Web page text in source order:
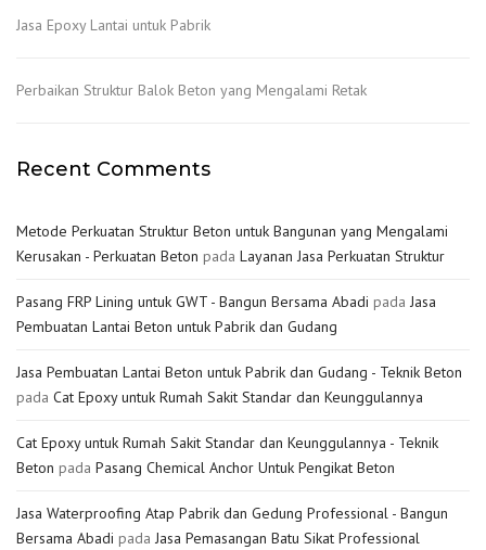
Jasa Epoxy Lantai untuk Pabrik
Perbaikan Struktur Balok Beton yang Mengalami Retak
Recent Comments
Metode Perkuatan Struktur Beton untuk Bangunan yang Mengalami
Kerusakan - Perkuatan Beton pada Layanan Jasa Perkuatan Struktur
Pasang FRP Lining untuk GWT - Bangun Bersama Abadi pada Jasa
Pembuatan Lantai Beton untuk Pabrik dan Gudang
Jasa Pembuatan Lantai Beton untuk Pabrik dan Gudang - Teknik Beton
pada Cat Epoxy untuk Rumah Sakit Standar dan Keunggulannya
Cat Epoxy untuk Rumah Sakit Standar dan Keunggulannya - Teknik
Beton pada Pasang Chemical Anchor Untuk Pengikat Beton
Jasa Waterproofing Atap Pabrik dan Gedung Professional - Bangun
Bersama Abadi pada Jasa Pemasangan Batu Sikat Professional